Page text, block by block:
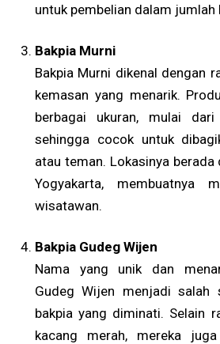
untuk pembelian dalam jumlah
Bakpia Murni
Bakpia Murni dikenal dengan
kemasan yang menarik.
berbagai ukuran, mulai
sehingga cocok untuk
atau teman. Lokasinya
Yogyakarta, membuatnya
wisatawan.
Bakpia Gudeg Wijen
Nama yang unik dan
Gudeg Wijen menjadi salah
bakpia yang diminati. Selain
kacang merah, mereka